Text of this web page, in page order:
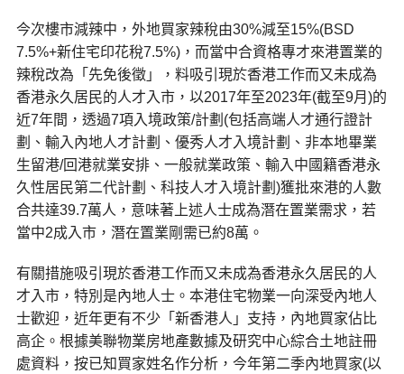
今次樓市減辣中，外地買家辣稅由30%減至15%(BSD
7.5%+新住宅印花稅7.5%)，而當中合資格專才來港置業的
辣稅改為「先免後徵」，料吸引現於香港工作而又未成為
香港永久居民的人才入市，以2017年至2023年(截至9月)的
近7年間，透過7項入境政策/計劃(包括高端人才通行證計
劃、輸入內地人才計劃、優秀人才入境計劃、非本地畢業
生留港/回港就業安排、一般就業政策、輸入中國籍香港永
久性居民第二代計劃、科技人才入境計劃)獲批來港的人數
合共達39.7萬人，意味著上述人士成為潛在置業需求，若
當中2成入市，潛在置業剛需已約8萬。
有關措施吸引現於香港工作而又未成為香港永久居民的人
才入市，特別是內地人士。本港住宅物業一向深受內地人
士歡迎，近年更有不少「新香港人」支持，內地買家佔比
高企。根據美聯物業房地產數據及研究中心綜合土地註冊
處資料，按已知買家姓名作分析，今年第二季內地買家(以